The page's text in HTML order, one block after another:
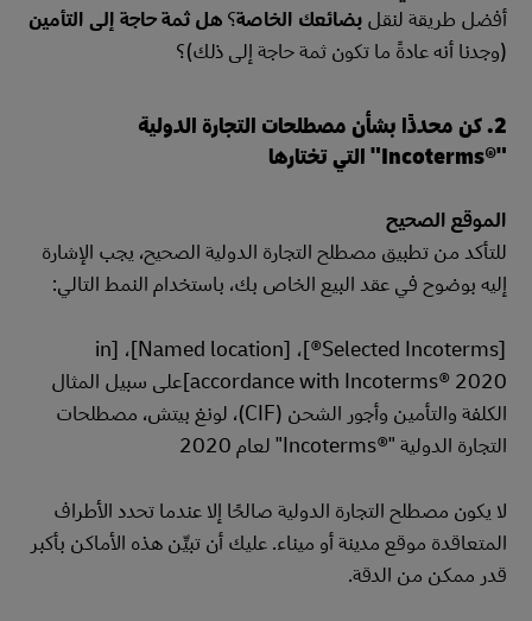
أفضل طريقة لنقلبضائعك الخاصة؟هل ثمة حاجة إلى التأمين
(وجدنا أنه عادةً ما تكون ثمة حاجة إلى ذلك)؟
2. كن محددًا بشأن مصطلحات التجارة الدولية
"Incoterms®‎" التي تختارها
الموقع الصحيح
للتأكد من تطبيق مصطلح التجارة الدولية الصحيح، يجب الإشارة
إليه بوضوح في عقد البيع الخاص بك، باستخدام النمط التالي:
[Selected Incoterms®]، [Named location]، [in
accordance with Incoterms® 2020]على سبيل المثال
الكلفة والتأمين وأجور الشحن (CIF)، لونغ بيتش، مصطلحات
التجارة الدولية "Incoterms®‎" لعام 2020
لا يكون مصطلح التجارة الدولية صالحًا إلا عندما تحدد الأطراف
المتعاقدة موقع مدينة أو ميناء. عليك أن تبيِّن هذه الأماكن بأكبر
قدر ممكن من الدقة.